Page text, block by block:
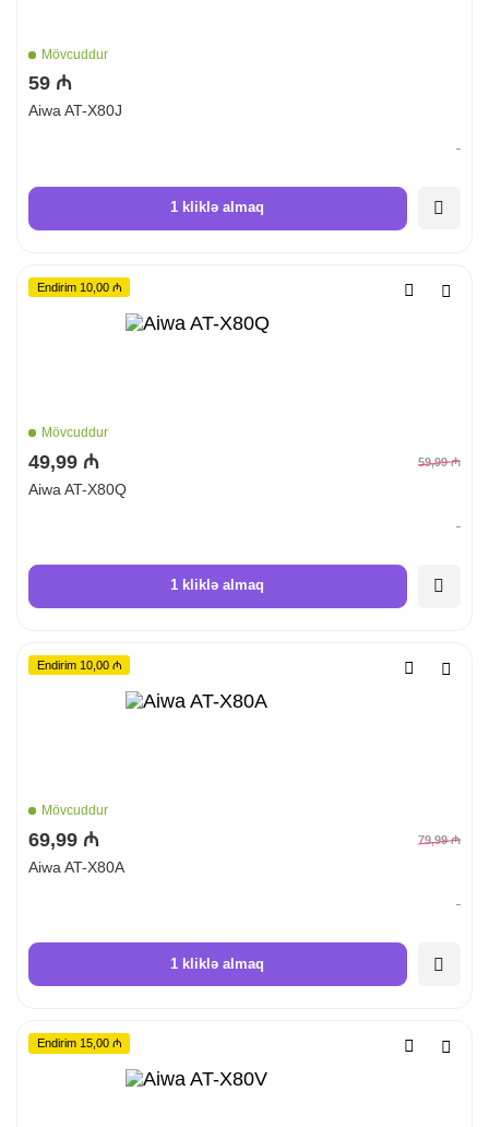
Mövcuddur
59 ₼
Aiwa AT-X80J
1 kliklə almaq
Endirim 10,00 ₼
Mövcuddur
49,99 ₼ 59,99 ₼
Aiwa AT-X80Q
1 kliklə almaq
Endirim 10,00 ₼
Mövcuddur
69,99 ₼ 79,99 ₼
Aiwa AT-X80A
1 kliklə almaq
Endirim 15,00 ₼